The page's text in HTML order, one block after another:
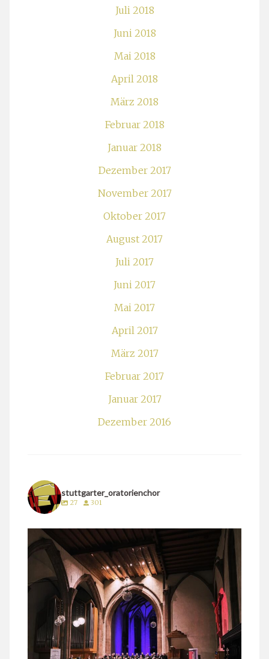
Juli 2018
Juni 2018
Mai 2018
April 2018
März 2018
Februar 2018
Januar 2018
Dezember 2017
November 2017
Oktober 2017
August 2017
Juli 2017
Juni 2017
Mai 2017
April 2017
März 2017
Februar 2017
Januar 2017
Dezember 2016
stuttgarter_oratorienchor
27 301
stuttgarter_oratorienchor
März 24